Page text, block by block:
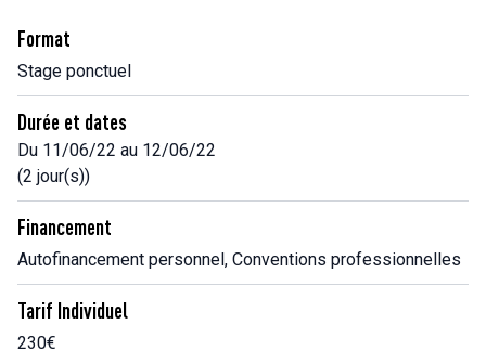
Format
Stage ponctuel
Durée et dates
Du 11/06/22 au 12/06/22
(2 jour(s))
Financement
Autofinancement personnel, Conventions professionnelles
Tarif Individuel
230€